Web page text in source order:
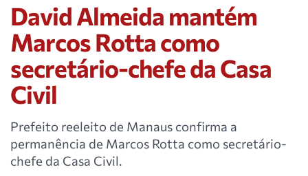
David Almeida mantém
Marcos Rotta como
secretário-chefe da Casa
Civil
Prefeito reeleito de Manaus confirma a
permanência de Marcos Rotta como secretário-
chefe da Casa Civil.